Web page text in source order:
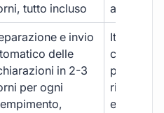
tutto incluso
aggiuntivi
e invio
delle
in 2-3
per ogni
Iter
costi
per ogni
rischio di
e